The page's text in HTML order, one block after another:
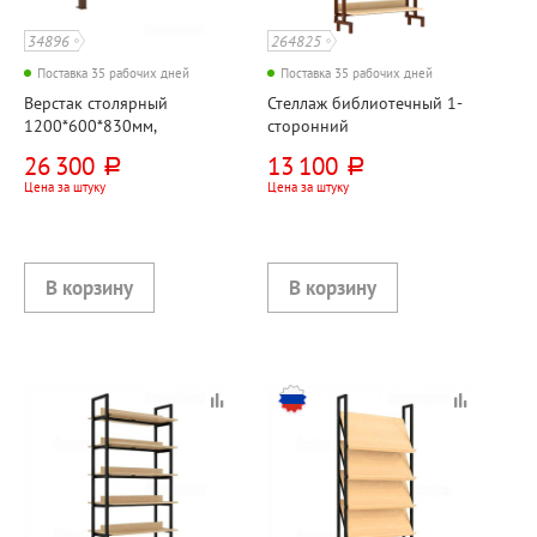
34896
Поставка 35 рабочих дней
Верстак столярный
1200*600*830мм,
26 300 руб.
Цена за штуку
264825
Поставка 35 рабочих дней
Стеллаж библиотечный 1-
сторонний
ЛДСП+металл,
клен+коричневый
13 100 руб.
Цена за штуку